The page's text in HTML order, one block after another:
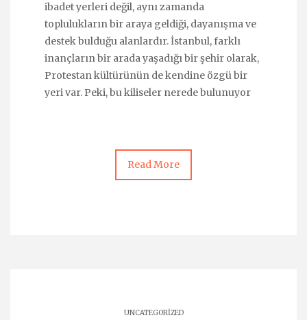
ibadet yerleri değil, aynı zamanda
toplulukların bir araya geldiği, dayanışma ve
destek bulduğu alanlardır. İstanbul, farklı
inançların bir arada yaşadığı bir şehir olarak,
Protestan kültürünün de kendine özgü bir
yeri var. Peki, bu kiliseler nerede bulunuyor
Read More
UNCATEGORIZED